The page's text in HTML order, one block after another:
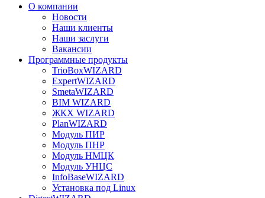
О компании
Новости
Наши клиенты
Наши заслуги
Вакансии
Программные продукты
TrioBoxWIZARD
ExpertWIZARD
SmetaWIZARD
BIM WIZARD
ЖКХ WIZARD
PlanWIZARD
Модуль ПИР
Модуль ПНР
Модуль НМЦК
Модуль УНЦС
InfoBaseWIZARD
Установка под Linux